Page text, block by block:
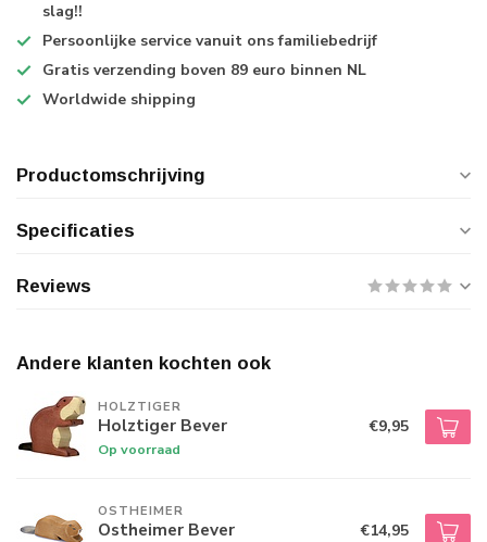
slag!!
Persoonlijke service vanuit ons familiebedrijf
Gratis verzending boven 89 euro binnen NL
Worldwide shipping
Productomschrijving
Specificaties
Reviews
Andere klanten kochten ook
HOLZTIGER
Holztiger Bever
Op voorraad
€9,95
OSTHEIMER
Ostheimer Bever €14,95